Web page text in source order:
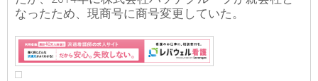
なったため、現商号に商号変更していた。